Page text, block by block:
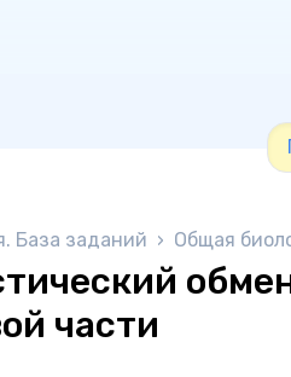
База заданий › Общая
части